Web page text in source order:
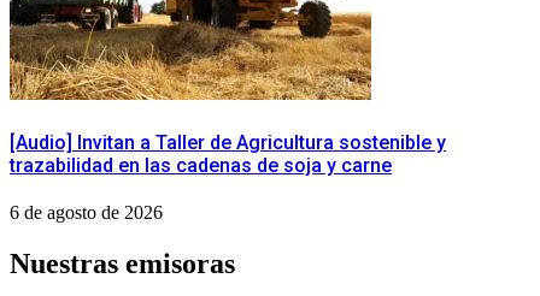
[Audio] Invitan a Taller de Agricultura sostenible y
trazabilidad en las cadenas de soja y carne
6 de agosto de 2026
Nuestras emisoras